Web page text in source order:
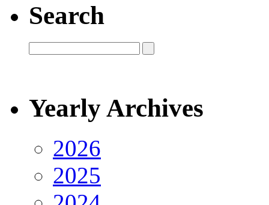
Search
Yearly Archives
2026
2025